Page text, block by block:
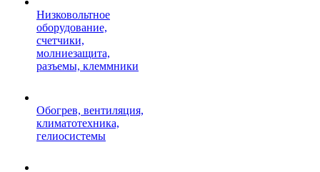
Низковольтное
оборудование,
счетчики,
молниезащита,
разъемы, клеммники
Обогрев, вентиляция,
климатотехника,
гелиосистемы